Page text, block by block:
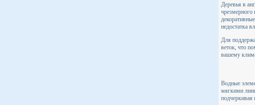
Деревья в
чрезмерного
недостатка
Для
веток, что
вашему
Водные
мягкими
подчеркивая